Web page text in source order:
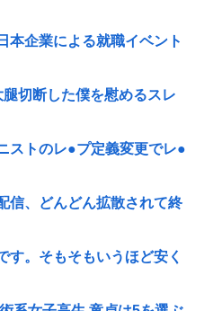
本企業による就職イベント
切断した僕を慰めるスレ
ストのレ●プ定義変更でレ●
信、どんどん拡散されて終
す。そもそもいうほど安く